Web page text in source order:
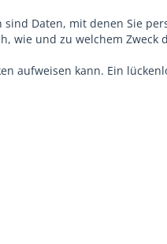
sind Daten, mit denen Sie
wie und zu welchem Zweck
aufweisen kann. Ein